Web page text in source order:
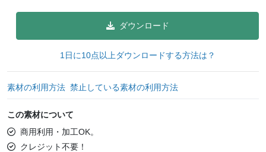
ダウンロード
1日に10点以上ダウンロードする方法は？
素材の利用方法 禁止している素材の利用方法
この素材について
商用利用・加工OK。
クレジット不要！